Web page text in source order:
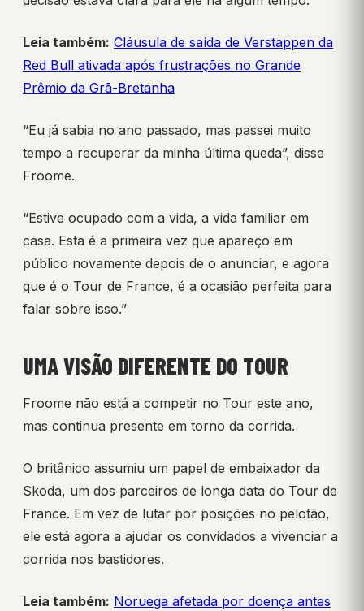
Leia também: Cláusula de saída de Verstappen da
Red Bull ativada após frustrações no Grande
Prêmio da Grã-Bretanha
“Eu já sabia no ano passado, mas passei muito
tempo a recuperar da minha última queda”, disse
Froome.
“Estive ocupado com a vida, a vida familiar em
casa. Esta é a primeira vez que apareço em
público novamente depois de o anunciar, e agora
que é o Tour de France, é a ocasião perfeita para
falar sobre isso.”
UMA VISÃO DIFERENTE DO TOUR
Froome não está a competir no Tour este ano,
mas continua presente em torno da corrida.
O britânico assumiu um papel de embaixador da
Skoda, um dos parceiros de longa data do Tour de
France. Em vez de lutar por posições no pelotão,
ele está agora a ajudar os convidados a vivenciar a
corrida nos bastidores.
Leia também: Noruega afetada por doença antes